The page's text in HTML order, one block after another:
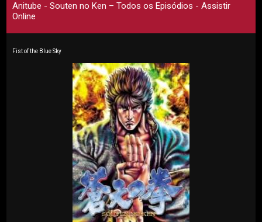
Anitube - Souten no Ken – Todos os Episódios - Assistir
Online
Fist of the Blue Sky